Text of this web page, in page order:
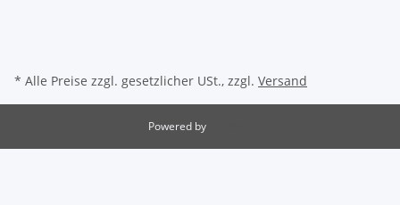
* Alle Preise zzgl. gesetzlicher USt., zzgl. Versand
Powered by